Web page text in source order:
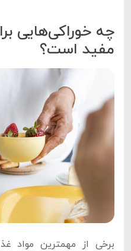
چه خوراکی‌‌هایی
مفید است؟
برخی از مهمترین مواد